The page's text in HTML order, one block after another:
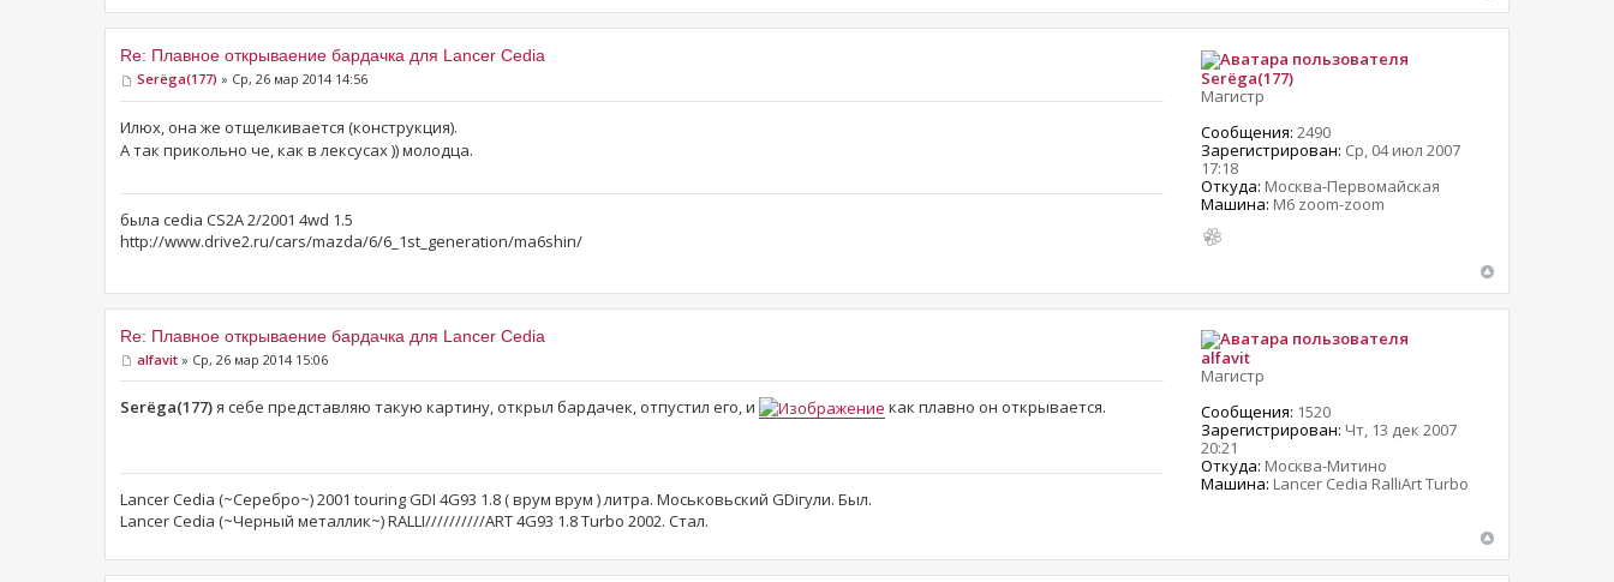
Re: Плавное открываение бардачка для Lancer Cedia
Serёga(177) » Ср, 26 мар 2014 14:56
Илюх, она же отщелкивается (конструкция).
А так прикольно че, как в лексусах )) молодца.
была cedia CS2A 2/2001 4wd 1.5
http://www.drive2.ru/cars/mazda/6/6_1st_generation/ma6shin/
Serёga(177)
Магистр
Сообщения: 2490
Зарегистрирован: Ср, 04 июл 2007
17:18
Откуда: Москва-Первомайская
Машина: M6 zoom-zoom
Re: Плавное открываение бардачка для Lancer Cedia
alfavit » Ср, 26 мар 2014 15:06
Serёga(177)я себе представляю такую картину, открыл бардачек, отпустил его, и как плавно он открывается.
Lancer Cedia (~Серебро~) 2001 touring GDI 4G93 1.8 ( врум врум ) литра. Моськовьский GDiгули. Был.
Lancer Cedia (~Черный металлик~) RALLI//////////ART 4G93 1.8 Turbo 2002. Стал.
alfavit
Магистр
Сообщения: 1520
Зарегистрирован: Чт, 13 дек 2007
20:21
Откуда: Москва-Митино
Машина: Lancer Cedia RalliArt Turbo